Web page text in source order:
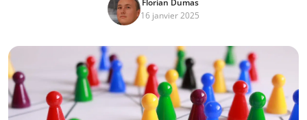
Florian Dumas
16 janvier 2025